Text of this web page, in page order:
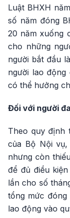
Luật BHXH
số năm đóng
20 năm xuống
cho những
người bắt đầu
người lao
có thể hưởng
Đối với người
Theo quy định
của Bộ Nội
nhưng còn
để đủ điều
lần cho số
tổng mức đóng
lao động vào